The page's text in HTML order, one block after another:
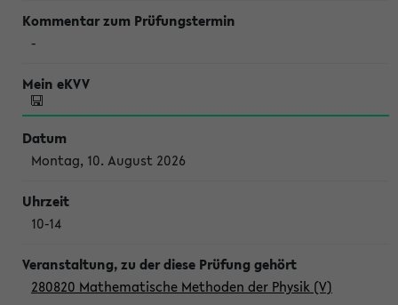
-
Montag, 10. August 2026
10-14
280820 Mathematische Methoden der Physik (V)